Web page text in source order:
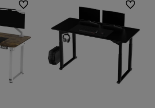
Do ulubionych Do